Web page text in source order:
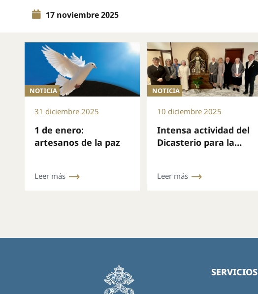
17 noviembre 2025
NOTICIA
31 diciembre 2025
1 de enero:
artesanos de la paz
Leer más
NOTICIA
10 diciembre 2025
Intensa actividad del
Dicasterio para la
noviembre
Leer más
SERVICIOS